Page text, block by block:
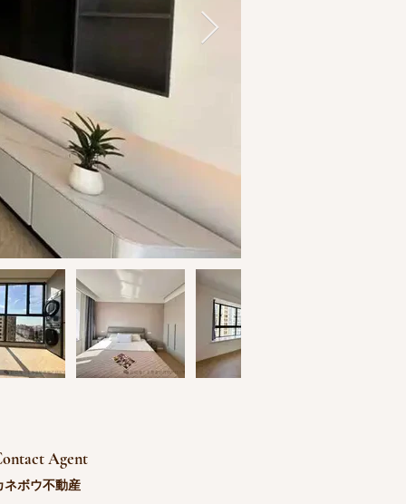
Agent
ネボウ不動産